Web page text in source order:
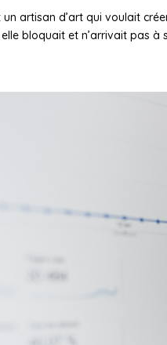
un artisan d’art qui voulait
bloquait et n’arrivait pas à